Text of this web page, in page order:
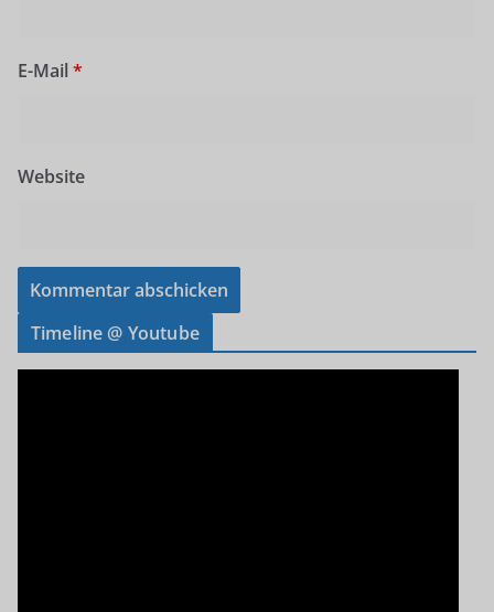
E-Mail *
Website
Timeline @ Youtube